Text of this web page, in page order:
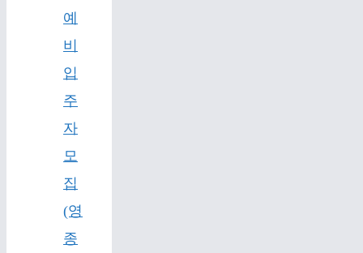
예
비
입
주
자
모
집
(영
종